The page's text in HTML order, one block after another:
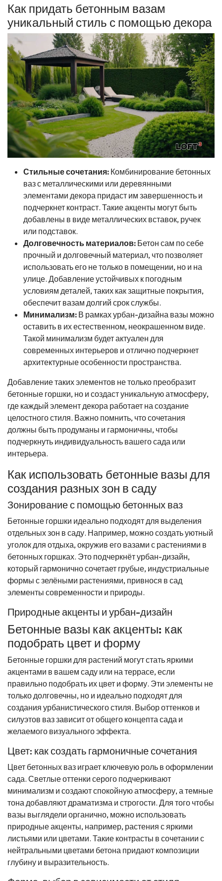
Как придать бетонным вазам
уникальный стиль с помощью декора
Стильные сочетания: Комбинирование бетонных
ваз с металлическими или деревянными
элементами декора придаст им завершенность и
подчеркнет контраст. Такие акценты могут быть
добавлены в виде металлических вставок, ручек
или подставок.
Долговечность материалов: Бетон сам по себе
прочный и долговечный материал, что позволяет
использовать его не только в помещении, но и на
улице. Добавление устойчивых к погодным
условиям деталей, таких как защитные покрытия,
обеспечит вазам долгий срок службы.
Минимализм: В рамках урбан-дизайна вазы можно
оставить в их естественном, неокрашенном виде.
Такой минимализм будет актуален для
современных интерьеров и отлично подчеркнет
архитектурные особенности пространства.
Добавление таких элементов не только преобразит
бетонные горшки, но и создаст уникальную атмосферу,
где каждый элемент декора работает на создание
целостного стиля. Важно помнить, что сочетания
должны быть продуманы и гармоничны, чтобы
подчеркнуть индивидуальность вашего сада или
интерьера.
Как использовать бетонные вазы для
создания разных зон в саду
Зонирование с помощью бетонных ваз
Бетонные горшки идеально подходят для выделения
отдельных зон в саду. Например, можно создать уютный
уголок для отдыха, окружив его вазами с растениями в
бетонных горшках. Это подчеркнёт урбан-дизайн,
который гармонично сочетает грубые, индустриальные
формы с зелёными растениями, привнося в сад
элементы современности и природы.
Природные акценты и урбан-дизайн
Бетонные вазы как акценты: как
подобрать цвет и форму
Бетонные горшки для растений могут стать яркими
акцентами в вашем саду или на террасе, если
правильно подобрать их цвет и форму. Эти элементы не
только долговечны, но и идеально подходят для
создания урбанистического стиля. Выбор оттенков и
силуэтов ваз зависит от общего концепта сада и
желаемого визуального эффекта.
Цвет: как создать гармоничные сочетания
Цвет бетонных ваз играет ключевую роль в оформлении
сада. Светлые оттенки серого подчеркивают
минимализм и создают спокойную атмосферу, а темные
тона добавляют драматизма и строгости. Для того чтобы
вазы выглядели органично, можно использовать
природные акценты, например, растения с яркими
листьями или цветами. Такие контрасты в сочетании с
нейтральными цветами бетона придают композиции
глубину и выразительность.